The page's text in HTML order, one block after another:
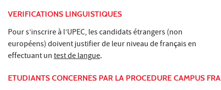
VERIFICATIONS LINGUISTIQUES
Pour s’inscrire à l’UPEC, les candidats étrangers (non
européens) doivent justifier de leur niveau de français en
effectuant untest de langue.
ETUDIANTS CONCERNES PAR LA PROCEDURE CAMPUS